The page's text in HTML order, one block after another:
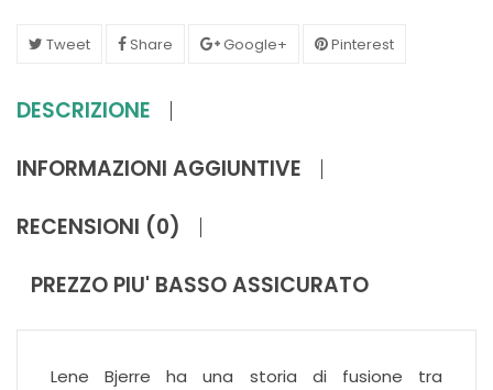
Tweet Share Google+ Pinterest
DESCRIZIONE
INFORMAZIONI AGGIUNTIVE
RECENSIONI (0)
PREZZO PIU' BASSO ASSICURATO
Lene Bjerre ha una storia di fusione tra